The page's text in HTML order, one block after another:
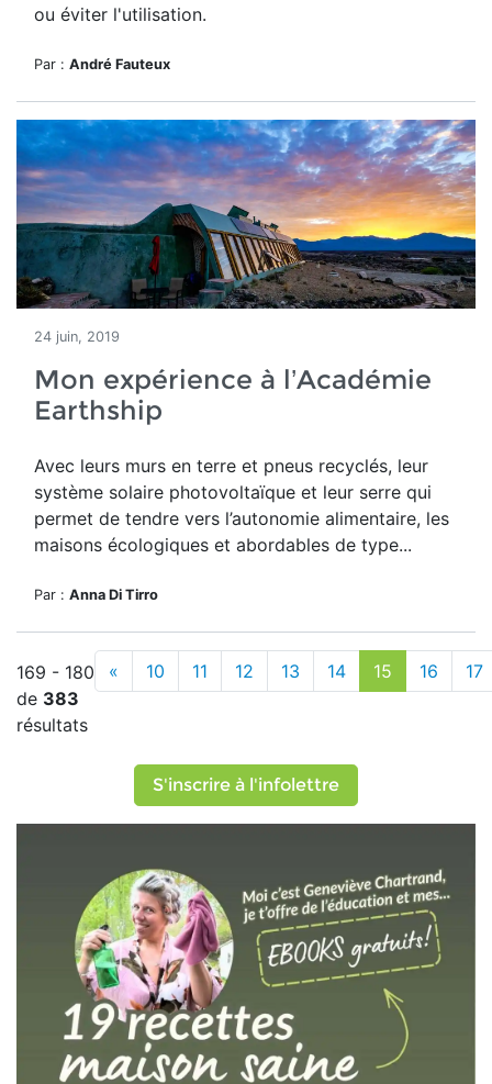
ou éviter l'utilisation.
Par : André Fauteux
24 juin, 2019
Mon expérience à l’Académie
Earthship
Avec leurs murs en terre et pneus recyclés, leur
système solaire photovoltaïque et leur serre qui
permet de tendre vers l’autonomie alimentaire, les
maisons écologiques et abordables de type...
Par : Anna Di Tirro
169 - 180
de 383
résultats
« 10 11 12 13 14 15 16 17
S'inscrire à l'infolettre